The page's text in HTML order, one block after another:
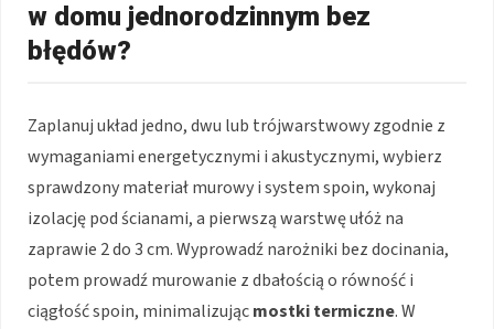
w domu jednorodzinnym bez
błędów?
Zaplanuj układ jedno, dwu lub trójwarstwowy zgodnie z
wymaganiami energetycznymi i akustycznymi, wybierz
sprawdzony materiał murowy i system spoin, wykonaj
izolację pod ścianami, a pierwszą warstwę ułóż na
zaprawie 2 do 3 cm. Wyprowadź narożniki bez docinania,
potem prowadź murowanie z dbałością o równość i
ciągłość spoin, minimalizującmostki termiczne. W